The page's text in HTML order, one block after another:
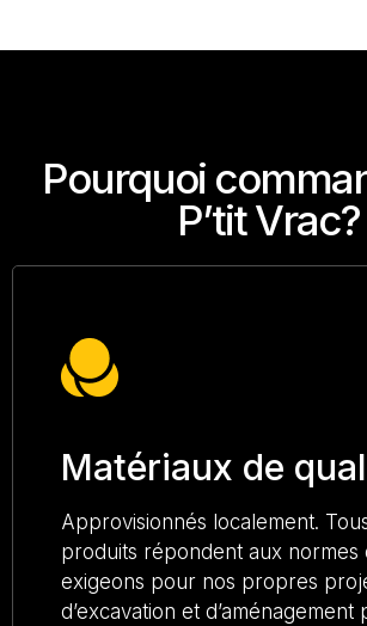
Pourquoi
P’tit Vrac?
Matériaux de
Approvisionnés localement.
produits répondent aux normes
exigeons pour nos propres
d’excavation et d’aménagement